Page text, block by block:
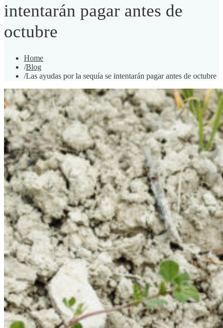
intentarán pagar antes de
octubre
Home
/Blog
/Las ayudas por la sequía se intentarán pagar antes de octubre